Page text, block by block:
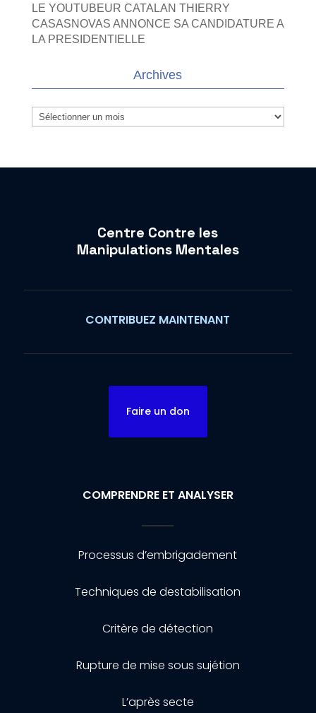
LE YOUTUBEUR CATALAN THIERRY
CASASNOVAS ANNONCE SA CANDIDATURE A
LA PRESIDENTIELLE
Archives
Archives
Centre Contre les
Manipulations Mentales
CONTRIBUEZ MAINTENANT
Faire un don
COMPRENDRE ET ANALYSER
Processus d’embrigadement
Techniques de destabilisation
Critère de détection
Rupture de mise sous sujétion
L’après secte